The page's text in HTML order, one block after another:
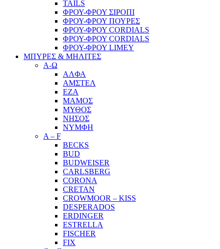
TAILS
ΦΡΟΥ-ΦΡΟΥ ΣΙΡΟΠΙ
ΦΡΟΥ-ΦΡΟΥ ΠΟΥΡΕΣ
ΦΡΟΥ-ΦΡΟΥ CORDIALS
ΦΡΟΥ-ΦΡΟΥ CORDIALS
ΦΡΟΥ-ΦΡΟΥ LIMEY
ΜΠΥΡΕΣ & ΜΗΛΙΤΕΣ
Α-Ω
ΑΛΦΑ
ΑΜΣΤΕΛ
ΕΖΑ
ΜΑΜΟΣ
ΜΥΘΟΣ
ΝΗΣΟΣ
ΝΥΜΦΗ
A – F
BECKS
BUD
BUDWEISER
CARLSBERG
CORONA
CRETAN
CROWMOOR – KISS
DESPERADOS
ERDINGER
ESTRELLA
FISCHER
FIX